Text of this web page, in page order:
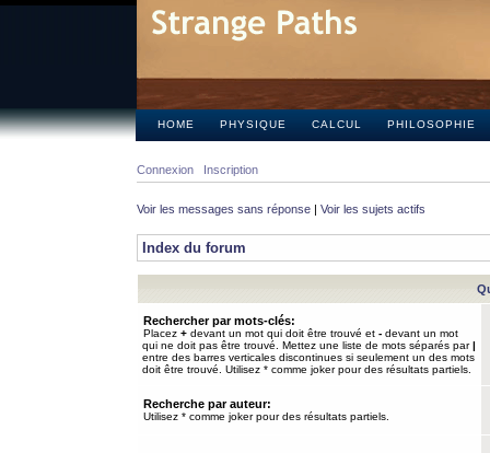
HOME PHYSIQUE CALCUL PHILOSOPHIE
Connexion Inscription
Voir les messages sans réponse | Voir les sujets actifs
Index du forum
Rechercher par mots-clés:
Placez + devant un mot qui doit être trouvé et - devant un mot
qui ne doit pas être trouvé. Mettez une liste de mots séparés par|
entre des barres verticales discontinues si seulement un des mots
doit être trouvé. Utilisez * comme joker pour des résultats partiels.
Recherche par auteur:
Utilisez * comme joker pour des résultats partiels.